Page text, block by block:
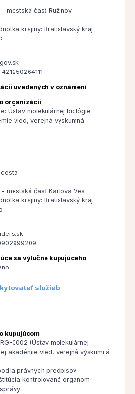
mestská časť Ružinov
krajiny: Bratislavský kraj
uvedených v oznámení
organizácii
Ústav molekulárnej biológie
vied, verejná výskumná
- mestská časť Karlova Ves
krajiny: Bratislavský kraj
sa výlučne kupujúceho
služieb
kupujúcom
0002 (Ústav molekulárnej
akadémie vied, verejná výskumná
právnych predpisov:
kontrolovaná orgánom